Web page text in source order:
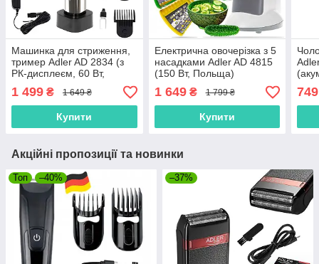
Машинка для стриження,
тример Adler AD 2834 (з
РК-дисплеєм, 60 Вт,
1 499 ₴ 1 649 ₴
Купити
Електрична овочерізка з 5
насадками Adler AD 4815
(150 Вт, Польща)
1 649₴ 1 799 ₴
Купити
749
Акційні пропозиції та новинки
Топ –40% –37%